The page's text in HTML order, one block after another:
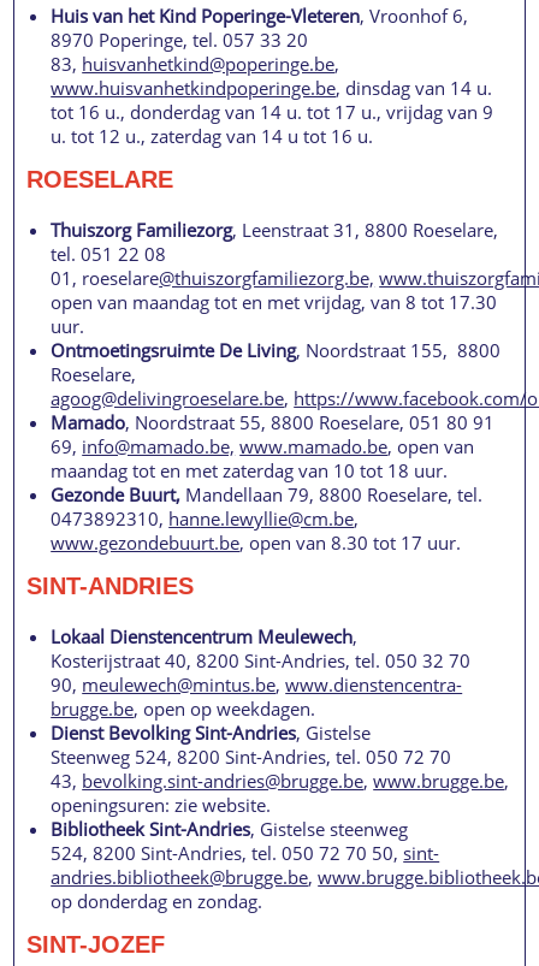
Huis van het Kind Poperinge-Vleteren, Vroonhof 6,
8970 Poperinge, tel. 057 33 20
83, huisvanhetkind@poperinge.be,
www.huisvanhetkindpoperinge.be, dinsdag van 14 u.
tot 16 u., donderdag van 14 u. tot 17 u., vrijdag van 9
u. tot 12 u., zaterdag van 14 u tot 16 u.
ROESELARE
Thuiszorg Familiezorg, Leenstraat 31, 8800 Roeselare,
tel. 051 22 08
01, roeselare@thuiszorgfamiliezorg.be,
open van maandag tot en met vrijdag, van 8 tot 17.30
uur.
Ontmoetingsruimte De Living, Noordstraat 155, 8800
Roeselare,
agoog@delivingroeselare.be, https://www.facebook.com/
Mamado, Noordstraat 55, 8800 Roeselare, 051 80 91
69, info@mamado.be, www.mamado.be, open van
maandag tot en met zaterdag van 10 tot 18 uur.
Gezonde Buurt, Mandellaan 79, 8800 Roeselare, tel.
0473892310, hanne.lewyllie@cm.be,
www.gezondebuurt.be, open van 8.30 tot 17 uur.
SINT-ANDRIES
Lokaal Dienstencentrum Meulewech,
Kosterijstraat 40, 8200 Sint-Andries, tel. 050 32 70
90, meulewech@mintus.be,www.dienstencentra-
brugge.be, open op weekdagen.
Dienst Bevolking Sint-Andries, Gistelse
Steenweg 524, 8200 Sint-Andries, tel. 050 72 70
43, bevolking.sint-andries@brugge.be,www.brugge.be,
openingsuren: zie website.
Bibliotheek Sint-Andries, Gistelse steenweg
524, 8200 Sint-Andries, tel. 050 72 70 50, sint-
andries.bibliotheek@brugge.be,
op donderdag en zondag.
SINT-JOZEF